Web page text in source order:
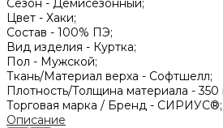
Цвет - Хаки;
Состав - 100% ПЭ;
Вид изделия - Куртка;
Пол - Мужской;
Ткань/Материал верха - Софтшелл;
Плотность/Толщина материала -350
Торговая марка / Бренд - СИРИУС®;
Описание